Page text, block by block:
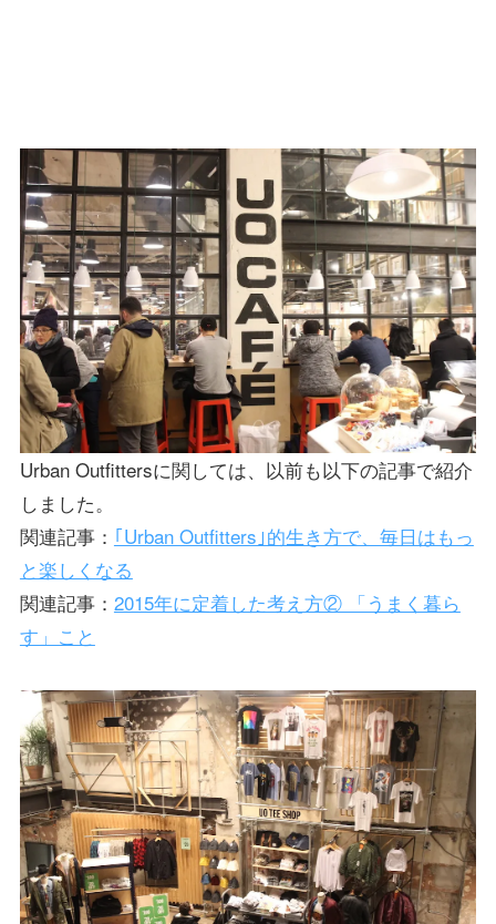
Urban Outfittersに関しては、以前も以下の記事で紹介
しました。
関連記事： ｢Urban Outfitters｣的生き方で、毎日はもっ
と楽しくなる
関連記事： 2015年に定着した考え方② 「うまく暮ら
す」こと